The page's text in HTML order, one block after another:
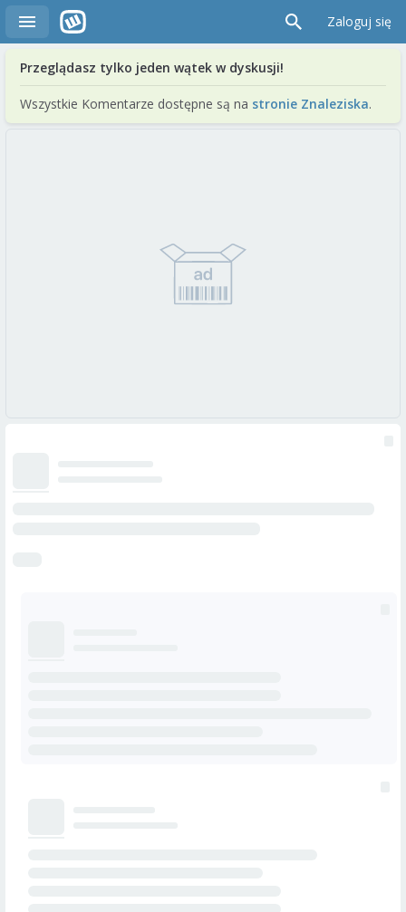
Zaloguj się
Przeglądasz tylko jeden wątek w dyskusji!
Wszystkie Komentarze dostępne są na stronie Znaleziska.